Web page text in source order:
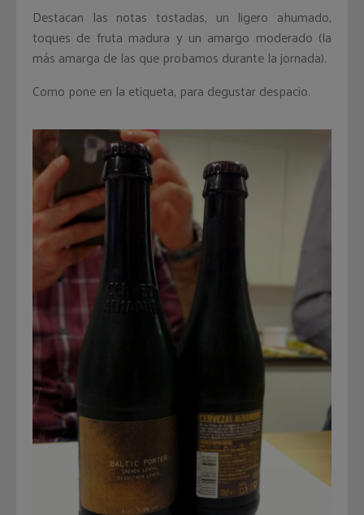
Destacan las notas tostadas, un ligero ahumado,
toques de fruta madura y un amargo moderado (la
más amarga de las que probamos durante la jornada).
Como pone en la etiqueta, para degustar despacio.